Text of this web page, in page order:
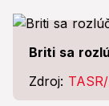
Briti sa
Zdroj: